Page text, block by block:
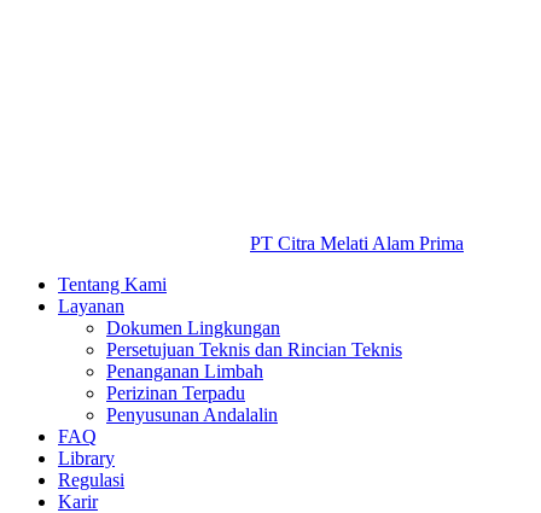
PT Citra Melati Alam Prima
Tentang Kami
Layanan
Dokumen Lingkungan
Persetujuan Teknis dan Rincian Teknis
Penanganan Limbah
Perizinan Terpadu
Penyusunan Andalalin
FAQ
Library
Regulasi
Karir